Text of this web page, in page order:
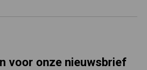
voor onze nieuwsbrief